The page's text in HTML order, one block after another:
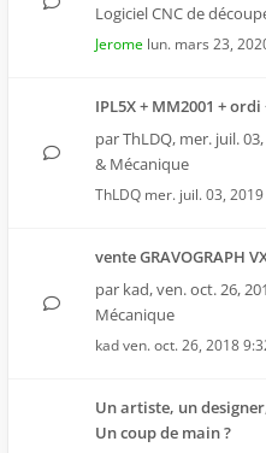
Logiciel CNC de
Jerome lun. mars 23,
IPL5X + MM2001 + ordi
parThLDQ, mer. juil.
& Mécanique
ThLDQ mer. juil. 03,
vente GRAVOGRAPH
par kad,ven. oct. 26,
Mécanique
kadven. oct. 26, 2018
Un artiste, un
Un coup de main ?